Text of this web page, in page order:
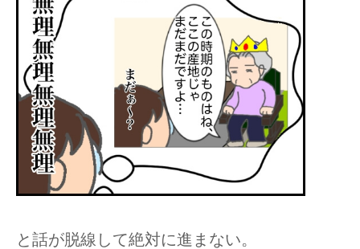
と話が脱線して絶対に進まない。